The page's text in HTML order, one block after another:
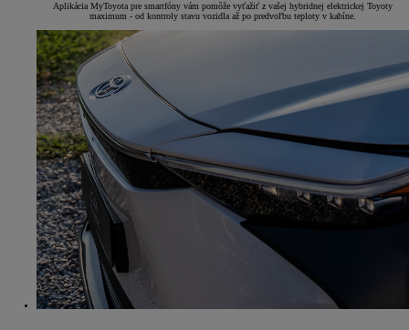
Aplikácia MyToyota pre smartfóny vám pomôže vyťažiť z vašej hybridnej elektrickej Toyoty
maximum - od kontroly stavu vozidla až po predvoľbu teploty v kabíne.